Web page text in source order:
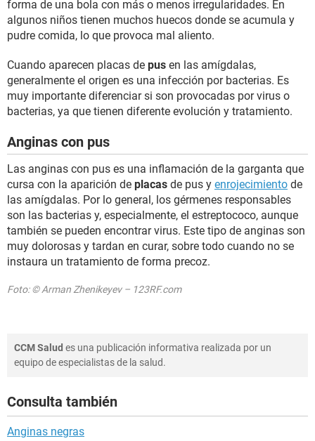
forma de una bola con más o menos irregularidades. En
algunos niños tienen muchos huecos donde se acumula y
pudre comida, lo que provoca mal aliento.
Cuando aparecen placas de pus en las amígdalas,
generalmente el origen es una infección por bacterias. Es
muy importante diferenciar si son provocadas por virus o
bacterias, ya que tienen diferente evolución y tratamiento.
Anginas con pus
Las anginas con pus es una inflamación de la garganta que
cursa con la aparición de placas de pus y enrojecimiento de
las amígdalas. Por lo general, los gérmenes responsables
son las bacterias y, especialmente, el estreptococo, aunque
también se pueden encontrar virus. Este tipo de anginas son
muy dolorosas y tardan en curar, sobre todo cuando no se
instaura un tratamiento de forma precoz.
Foto: © Arman Zhenikeyev – 123RF.com
CCM Salud es una publicación informativa realizada por un
equipo de especialistas de la salud.
Consulta también
Anginas negras